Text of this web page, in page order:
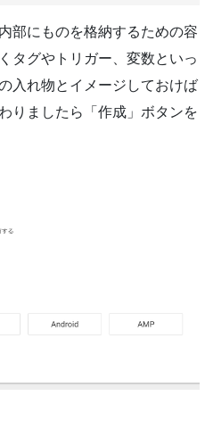
部にものを格納するための容
タグやトリガー、変数といっ
入れ物とイメージしておけば
りましたら「作成」ボタンを